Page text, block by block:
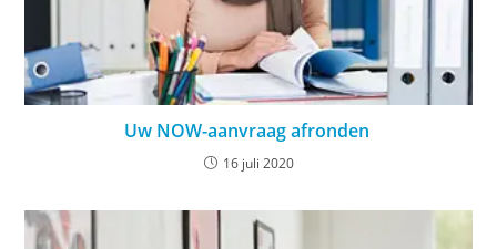
Uw NOW-aanvraag afronden
16 juli 2020